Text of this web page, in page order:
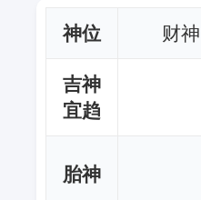
神位 财神
吉神
宜趋
胎神